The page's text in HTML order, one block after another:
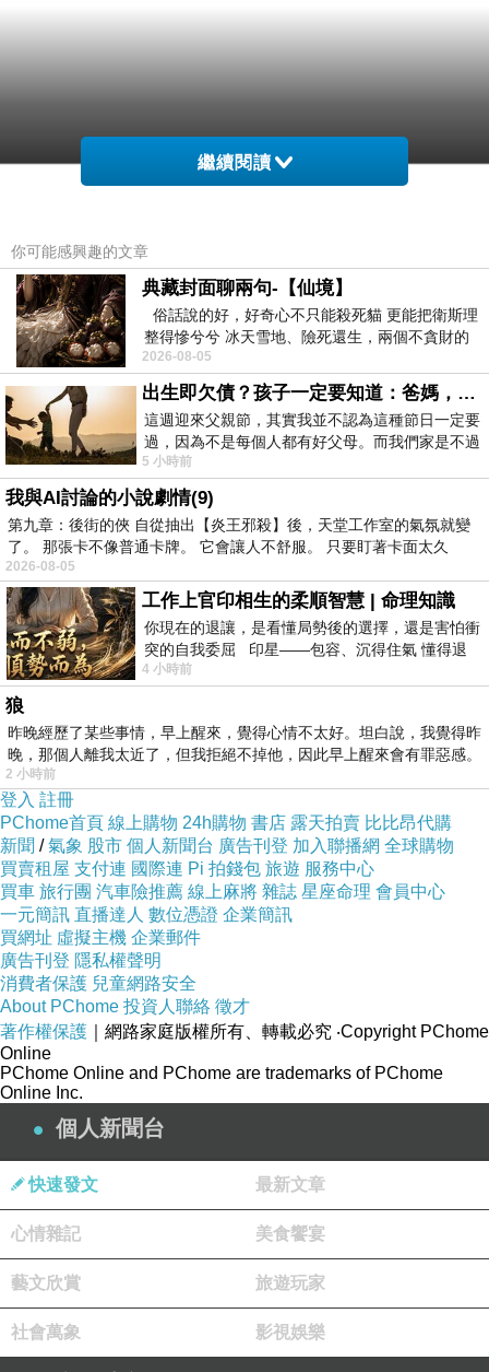
繼續閱讀
你可能感興趣的文章
典藏封面聊兩句-【仙境】
俗話說的好，好奇心不只能殺死貓 更能把衛斯理
整得慘兮兮 冰天雪地、險死還生，兩個不貪財的
人尋什麼寶？ 人家追尋愛情還
2026-08-05
出生即欠債？孩子一定要知道：爸媽，其實我不欠你們
這週迎來父親節，其實我並不認為這種節日一定要
過，因為不是每個人都有好父母。而我們家是不過
節的，平時也沒什麼儀式感，生活趨近冷
5 小時前
我與AI討論的小說劇情(9)
第九章：後街的俠 自從抽出【炎王邪殺】後，天堂工作室的氣氛就變
了。 那張卡不像普通卡牌。 它會讓人不舒服。 只要盯著卡面太久
2026-08-05
工作上官印相生的柔順智慧 | 命理知識
你現在的退讓，是看懂局勢後的選擇，還是害怕衝
突的自我委屈 印星——包容、沉得住氣 懂得退
一步觀察，不會
4 小時前
狼
昨晚經歷了某些事情，早上醒來，覺得心情不太好。坦白說，我覺得昨
晚，那個人離我太近了，但我拒絕不掉他，因此早上醒來會有罪惡感。
2 小時前
登入 註冊
PChome首頁 線上購物 24h購物 書店 露天拍賣 比比昂代購
新聞 /氣象 股市 個人新聞台 廣告刊登 加入聯播網 全球購物
買賣租屋 支付連 國際連 Pi 拍錢包 旅遊 服務中心
買車 旅行團 汽車險推薦 線上麻將 雜誌 星座命理 會員中心
一元簡訊 直播達人 數位憑證 企業簡訊
買網址 虛擬主機 企業郵件
廣告刊登 隱私權聲明
消費者保護 兒童網路安全
About PChome 投資人聯絡 徵才
著作權保護 ｜網路家庭版權所有、轉載必究 ‧Copyright PChome
Online
PChome Online and PChome are trademarks of PChome
Online Inc.
個人新聞台
快速發文 最新文章
心情雜記 美食饗宴
藝文欣賞 旅遊玩家
社會萬象 影視娛樂